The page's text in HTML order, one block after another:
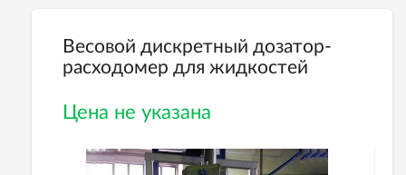
Весовой дискретный дозатор-
расходомер для жидкостей
Цена не указана